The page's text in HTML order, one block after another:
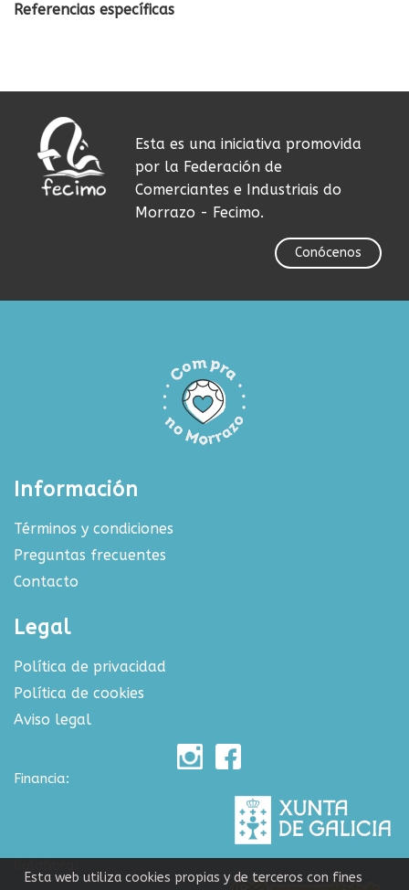
Referencias específicas
Esta es una iniciativa promovida
por la Federación de
Comerciantes e Industriais do
Morrazo - Fecimo.
Conócenos
Información
Términos y condiciones
Preguntas frecuentes
Contacto
Legal
Política de privacidad
Política de cookies
Aviso legal
Financia:
Esta web utiliza cookies propias y de terceros con fines